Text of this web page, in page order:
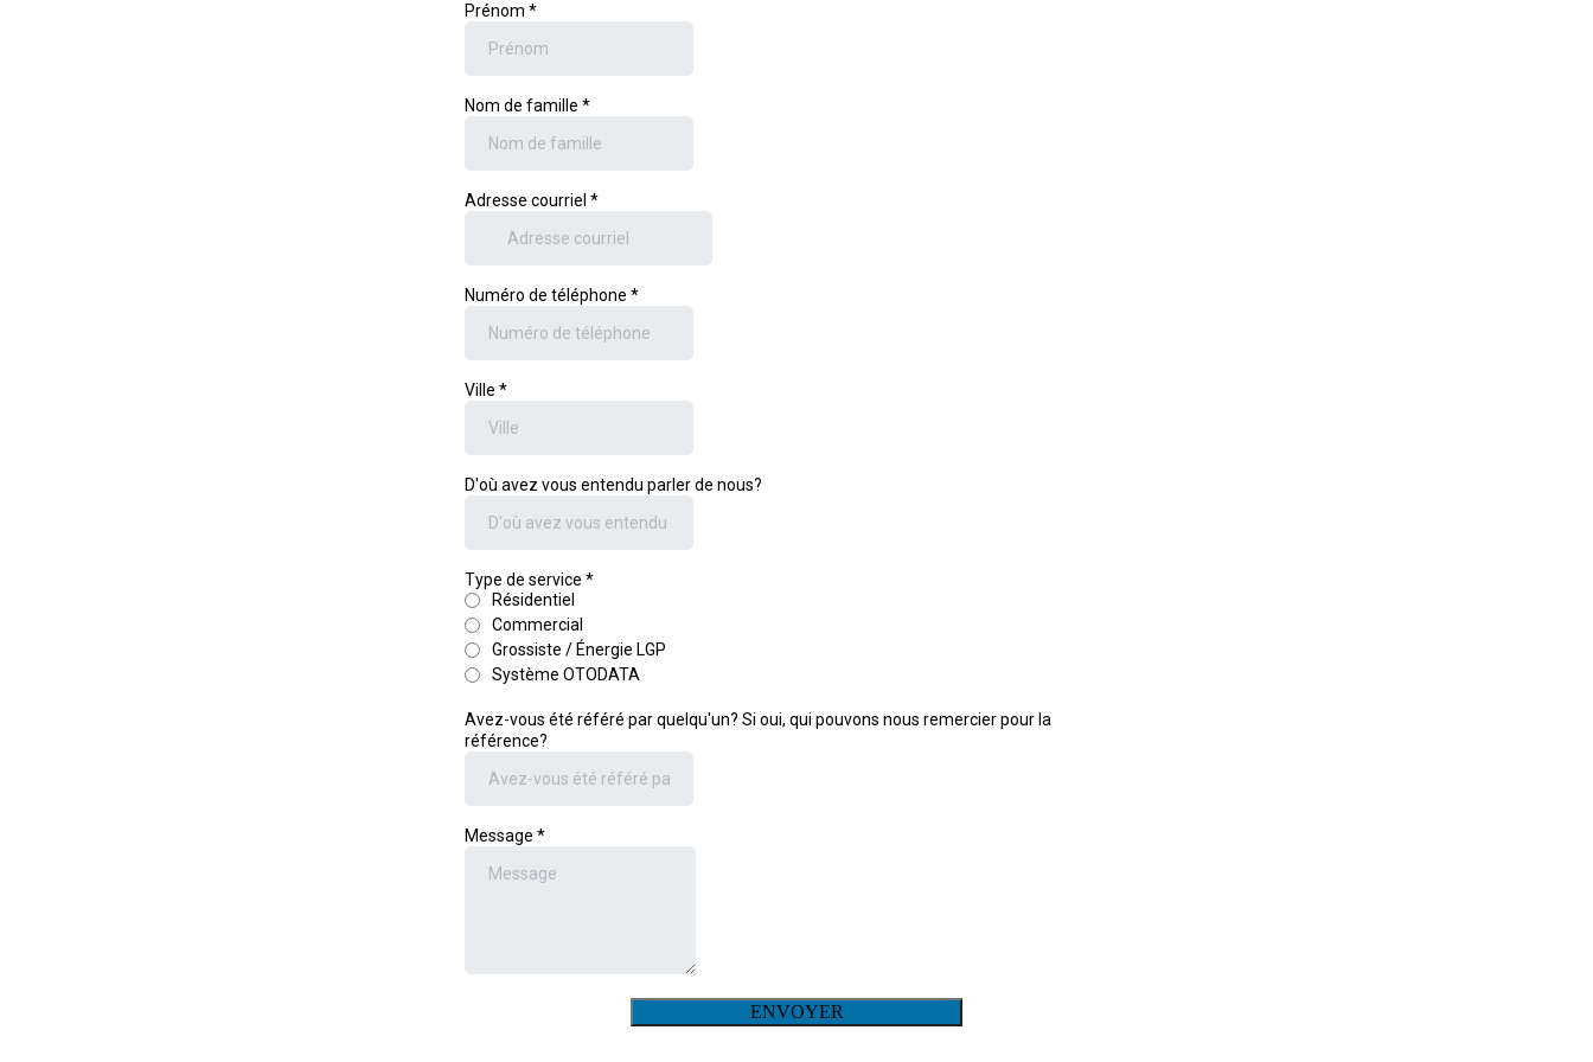
Prénom *
Nom de famille *
Adresse courriel *
Numéro de téléphone *
Ville *
D'où avez vous entendu parler de nous?
Type de service *
Résidentiel
Commercial
Grossiste / Énergie LGP
Système OTODATA
Avez-vous été référé par quelqu'un? Si oui, qui pouvons nous remercier pour la
référence?
Message *
ENVOYER